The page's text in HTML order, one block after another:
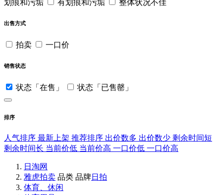
划痕和污垢 有划痕和污垢 整体状况不佳
出售方式
拍卖 一口价
销售状态
状态「在售」 状态「已售罄」
排序
人气排序 最新上架 推荐排序 出价数多 出价数少 剩余时间短
剩余时间长 当前价低 当前价高 一口价低 一口价高
日淘网
雅虎拍卖 品类 品牌日拍
体育、休闲